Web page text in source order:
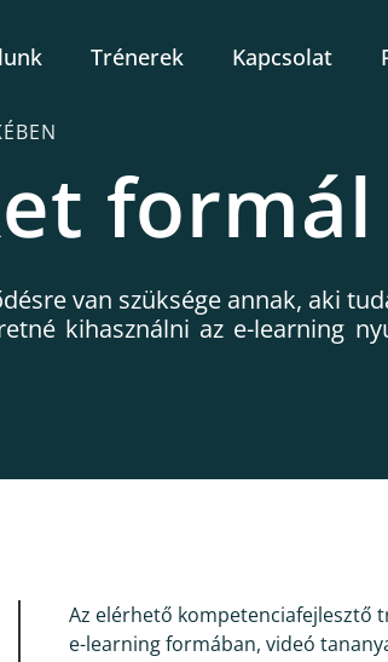
Trénerek Kapcsolat
van szüksége annak, aki
kihasználni az e-learning
Az elérhető kompetenciafejlesztő
e-learning formában, videó